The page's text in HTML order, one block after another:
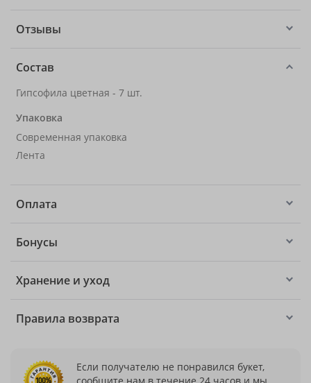
Отзывы
Состав
Гипсофила цветная - 7 шт.
Упаковка
Современная упаковка
Лента
Оплата
Бонусы
Хранение и уход
Правила возврата
Если получателю не понравился букет,
сообщите нам в течение 24 часов и мы